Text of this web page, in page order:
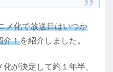
メ化で放送日はいつか
介！を紹介しました。
が決定して約１年半、